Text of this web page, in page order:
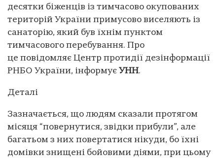
десятки біженців із тимчасово окупованих
територій України примусово виселяють із
санаторію, який був їхнім пунктом
тимчасового перебування. Про
це повідомляє Центр протидії дезінформації
РНБО України, інформує УНН.
Деталі
Зазначається, що людям сказали протягом
місяця “повернутися, звідки прибули”, але
багатьом з них повертатися нікуди, бо їхні
домівки знищені бойовими діями, при цьому